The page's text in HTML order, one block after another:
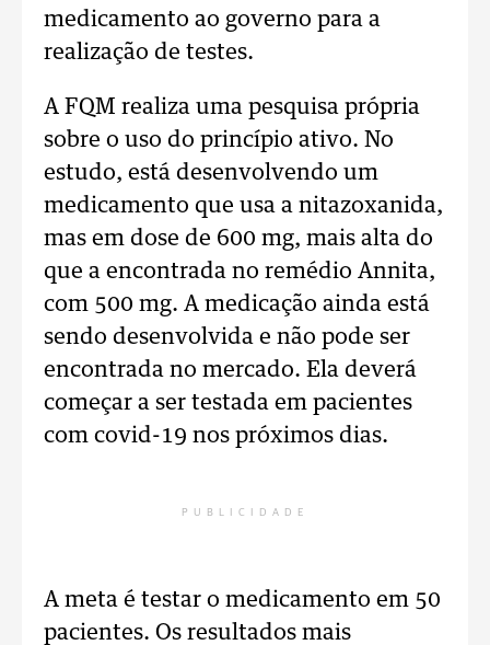
medicamento ao governo para a
realização de testes.
A FQM realiza uma pesquisa própria
sobre o uso do princípio ativo. No
estudo, está desenvolvendo um
medicamento que usa a nitazoxanida,
mas em dose de 600 mg, mais alta do
que a encontrada no remédio Annita,
com 500 mg. A medicação ainda está
sendo desenvolvida e não pode ser
encontrada no mercado. Ela deverá
começar a ser testada em pacientes
com covid-19 nos próximos dias.
PUBLICIDADE
A meta é testar o medicamento em 50
pacientes. Os resultados mais